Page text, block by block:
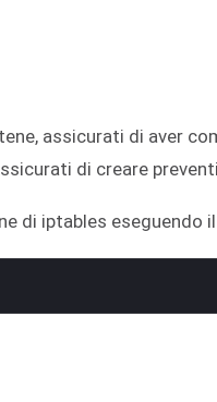
assicurati di aver
di creare
di iptables eseguendo